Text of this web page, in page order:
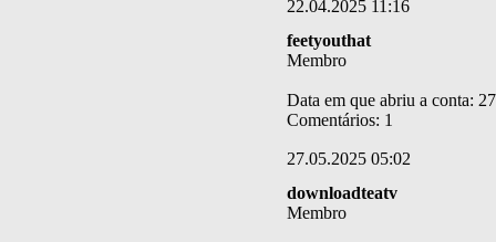
22.04.2025 11:16
feetyouthat
Membro
Data em que abriu a conta:
Comentários: 1
27.05.2025 05:02
downloadteatv
Membro